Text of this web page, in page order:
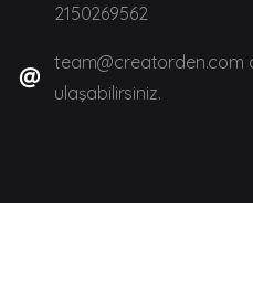
2150269562
team@creatorden.com
ulaşabilirsiniz.